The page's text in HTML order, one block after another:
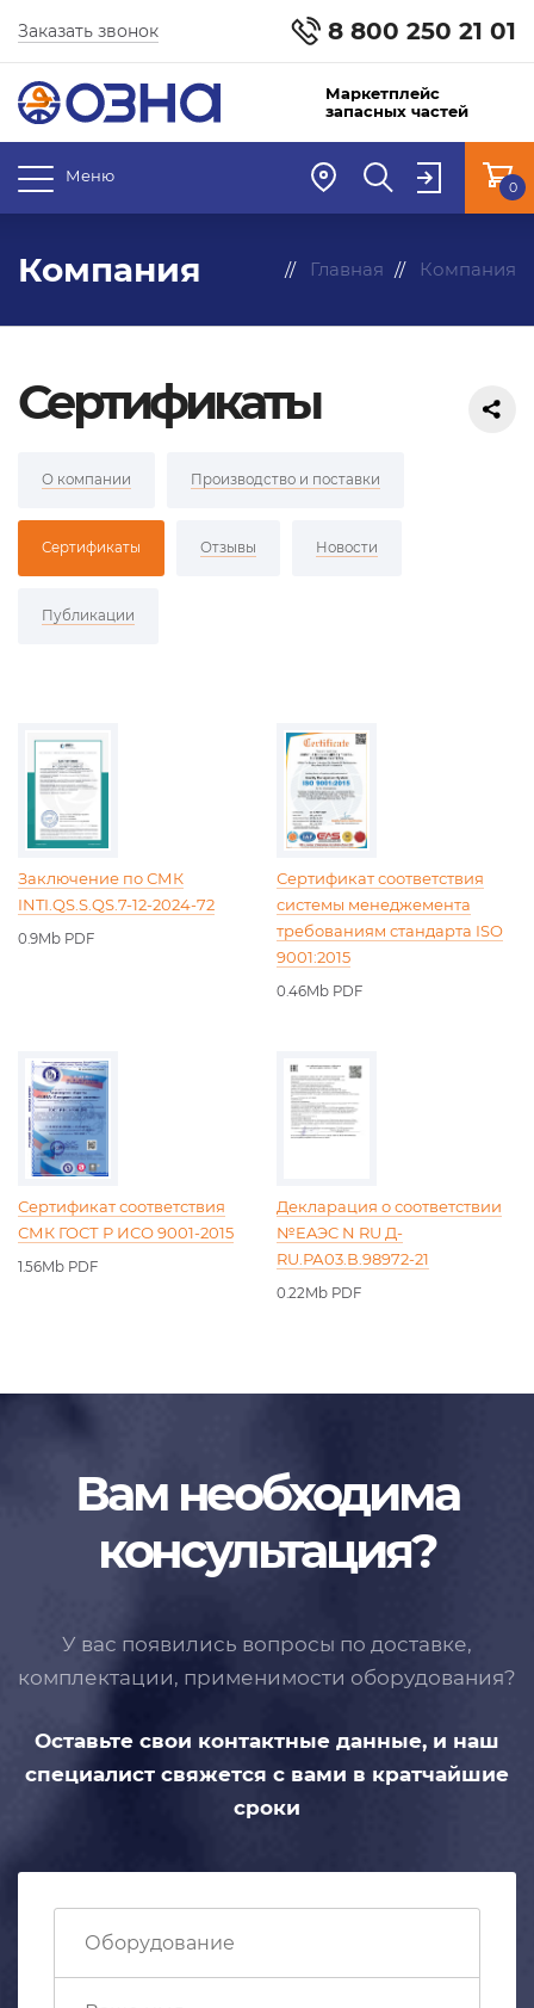
8 800 250 21 01
Заказать звонок
Маркетплейс
запасных частей
Меню
0
Компания Главная Компания
Сертификаты
О компании Производство и поставки
Сертификаты Отзывы Новости
Публикации
Заключение по СМК
INTI.QS.S.QS.7-12-2024-72
0.9Mb PDF
Сертификат соответствия
системы менеджемента
требованиям стандарта ISO
9001:2015
0.46Mb PDF
Сертификат соответствия
СМК ГОСТ Р ИСО 9001-2015
1.56Mb PDF
Декларация о соответствии
№EAЭC N RU Д-
RU.РА03.В.98972-21
0.22Mb PDF
Вам необходима
консультация?
У вас появились вопросы по доставке,
комплектации, применимости оборудования?
Оставьте свои контактные данные, и наш
специалист свяжется с вами в кратчайшие
сроки